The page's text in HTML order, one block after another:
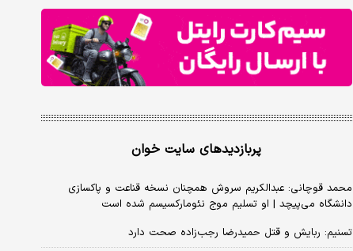
پربازدیدهای سایت خوان
محمد قوچانی: عبدالکریم سروش همچنان نسخه قناعت و پاکسازی
دانشگاه می‌پیچد | او تسلیم موج نئومارکسیسم شده است
تسنیم: ربایش و قتل حمیدرضا رجب‌زاده صحت دارد